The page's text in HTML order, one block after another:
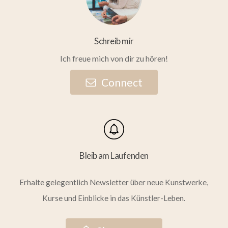
Schreib mir
Ich freue mich von dir zu hören!
Connect
Bleib am Laufenden
Erhalte gelegentlich Newsletter über neue Kunstwerke,
Kurse und Einblicke in das Künstler-Leben.